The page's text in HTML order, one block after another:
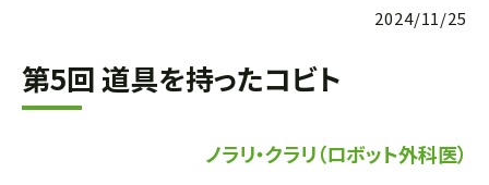
2024/11/25
第5回 道具を持ったコビト
ノラリ・クラリ（ロボット外科医）